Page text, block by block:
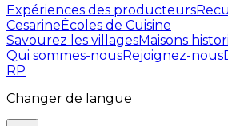
Expériences des producteurs
CesarineÈcoles de Cuisine
Savourez les villagesMaisons
Qui sommes-nousRejoignez-nous
RP
Changer de langue